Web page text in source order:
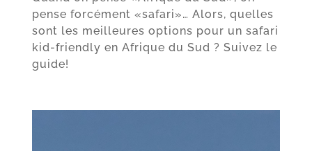
pense forcément «safari»… Alors, quelles
sont les meilleures options pour un safari
kid-friendly en Afrique du Sud ? Suivez le
guide!